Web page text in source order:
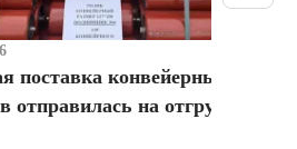
поставка конвейерных
отправилась на отгрузку